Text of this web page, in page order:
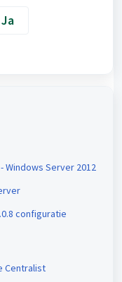
Ja
Windows Server 2012
configuratie
Centralist